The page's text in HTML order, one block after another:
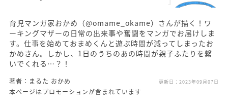
育児マンガ家おかめ（@omame_okame）さんが描く！ワ
ーキングマザーの日常の出来事や奮闘をマンガでお届けしま
す。仕事を始めておまめくんと遊ぶ時間が減ってしまったお
かめさん。しかし、1日のうちのあの時間が親子ふたりを繋
いでくれる…？！
著者：まるた おかめ 更新日： 2023年09月07日
本ページはプロモーションが含まれています